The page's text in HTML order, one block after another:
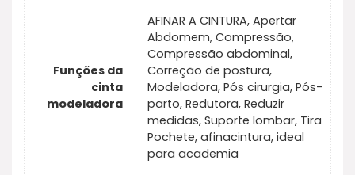
Funções da
cinta
modeladora
AFINAR A CINTURA, Apertar
Abdomem, Compressão,
Compressão abdominal,
Correção de postura,
Modeladora, Pós cirurgia, Pós-
parto, Redutora, Reduzir
medidas, Suporte lombar, Tira
Pochete, afinacintura, ideal
para academia